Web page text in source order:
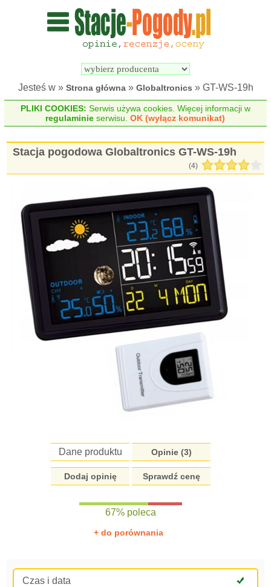
Wyszukiwarka
pogodowych
Jesteś w » Strona główna» Globaltronics » GT-WS-19h
PLIKI COOKIES: Serwis używa cookies. Więcej informacji w
regulaminie serwisu.OK (wyłącz komunikat)
Stacja pogodowa Globaltronics GT-WS-19h
(4)
Dane produktu Opinie (3)
Dodaj opinię Sprawdź cenę
67% poleca
+ do porównania
Czas i data